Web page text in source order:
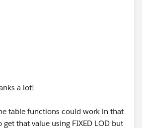
a lot!
table functions could work in that
get that value using FIXED LOD but